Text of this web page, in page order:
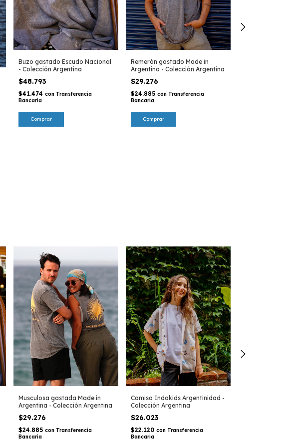
Buzo gastado Escudo Nacional
- Colección Argentina
$48.793
$41.474 con Transferencia
Bancaria
Comprar
Remerón gastado Made in
Argentina - Colección Argentina
$29.276
$24.885 con Transferencia
Bancaria
Musculosa gastada Made in
Argentina - Colección Argentina
$29.276
$24.885 con Transferencia
Bancaria
Camisa Indokids Argentinidad -
Colección Argentina
$26.023
$22.120 con Transferencia
Bancaria